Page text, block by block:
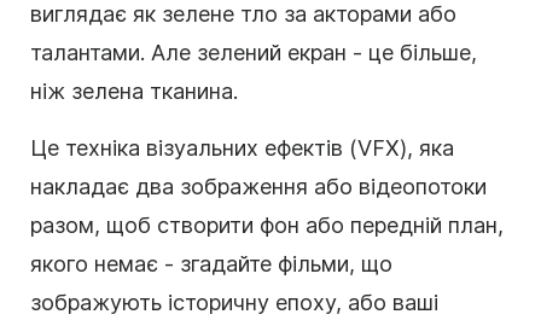
виглядає як зелене тло за акторами або
талантами. Але зелений екран - це більше,
ніж зелена тканина.
Це техніка візуальних ефектів (VFX), яка
накладає два зображення або відеопотоки
разом, щоб створити фон або передній план,
якого немає - згадайте фільми, що
зображують історичну епоху, або ваші